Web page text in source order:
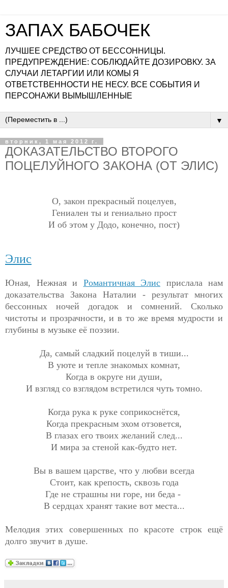
ЗАПАХ БАБОЧЕК
ЛУЧШЕЕ СРЕДСТВО ОТ БЕССОННИЦЫ.
ПРЕДУПРЕЖДЕНИЕ: СОБЛЮДАЙТЕ ДОЗИРОВКУ. ЗА
СЛУЧАИ ЛЕТАРГИИ ИЛИ КОМЫ Я
ОТВЕТСТВЕННОСТИ НЕ НЕСУ. ВСЕ СОБЫТИЯ И
ПЕРСОНАЖИ ВЫМЫШЛЕННЫЕ
▼
вторник, 1 мая 2012 г.
ДОКАЗАТЕЛЬСТВО ВТОРОГО
ПОЦЕЛУЙНОГО ЗАКОНА (ОТ ЭЛИС)
О, закон прекрасный поцелуев,
Гениален ты и гениально прост
И об этом у Додо, конечно, пост)
Элис
Юная, Нежная и Романтичная Элис прислала нам
доказательства Закона Наталии - результат многих
бессонных ночей догадок и сомнений. Сколько
чистоты и прозрачности, и в то же время мудрости и
глубины в музыке её поэзии.
Да, самый сладкий поцелуй в тиши...
В уюте и тепле знакомых комнат,
Когда в округе ни души,
И взгляд со взглядом встретился чуть томно.
Когда рука к руке соприкоснётся,
Когда прекрасным эхом отзовется,
В глазах его твоих желаний след...
И мира за стеной как-будто нет.
Вы в вашем царстве, что у любви всегда
Стоит, как крепость, сквозь года
Где не страшны ни горе, ни беда -
В сердцах хранят такие вот места...
Мелодия этих совершенных по красоте строк ещё
долго звучит в душе.